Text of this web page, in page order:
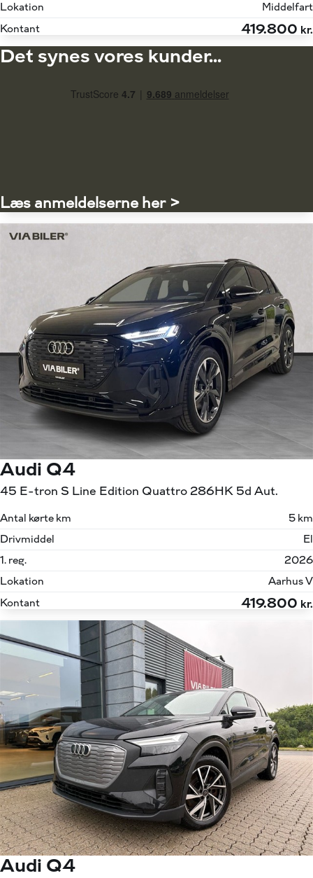
Lokation
Middelfart
Kontant
419.800 kr.
Det synes vores kunder...
Læs anmeldelserne her >
Audi Q4
45 E-tron S Line Edition Quattro 286HK 5d Aut.
Antal kørte km
5 km
Drivmiddel
El
1. reg.
2026
Lokation
Aarhus V
Kontant
419.800 kr.
Audi Q4